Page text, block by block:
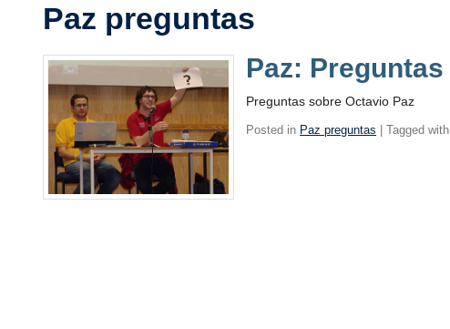
Paz preguntas
Paz: Preguntas
Preguntas sobre Octavio Paz
Posted in Paz preguntas | Tagged with